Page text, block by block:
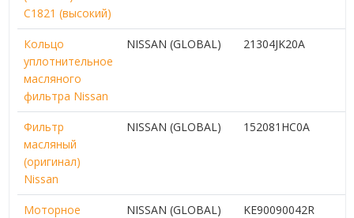
C1821 (высокий)
Кольцо
уплотнительное
масляного
фильтра Nissan
NISSAN (GLOBAL) 21304JK20A
Фильтр
масляный
(оригинал)
Nissan
NISSAN (GLOBAL) 152081HC0A
Моторное
NISSAN (GLOBAL) KE90090042R